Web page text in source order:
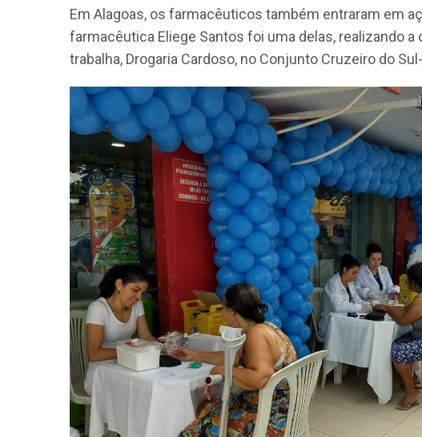
Em Alagoas, os farmacêuticos também entraram em
farmacêutica Eliege Santos foi uma delas, realizando a
trabalha, Drogaria Cardoso, no Conjunto Cruzeiro do